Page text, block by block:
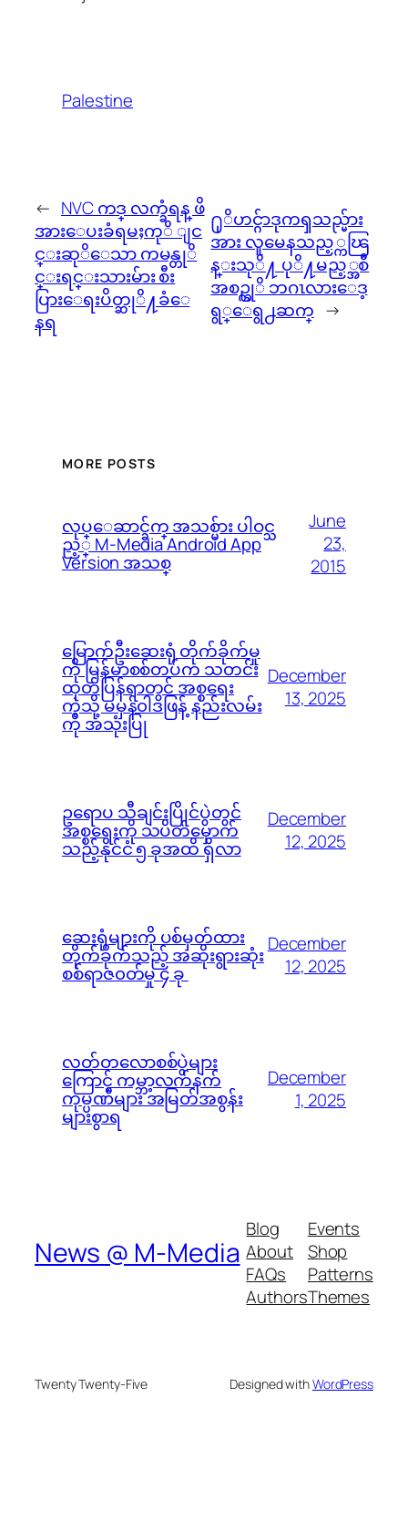
Palestine
← NVC ကဒ္ လက္ခံရန္ ဖိ
အားေပးခံရမႈကုိ ျင
င္းဆုိေသာ ကမန္တုိ
င္းရင္းသားမ်ား စီး
ပြားေရးပိတ္ဆုိ႔ခံေ
နရ
႐ုိဟင္ဂ်ာဒုကၡသည္မ်ား
အား လူမေနသည့္ကၽြ
န္းသုိ႔ ပုိ႔မည့္အစီ
အစဥ္ကုိ ဘဂၤလားေဒ့
ရွ္ေရွ႕ဆက္ →
MORE POSTS
လုပ္ေဆာင္ခ်က္ အသစ္မ်ား ပါဝင္သ
ည့္ M-Media Android App
Version အသစ္
June
23,
2015
မြောက်ဦးဆေးရုံ တိုက်ခိုက်မှု
ကို မြန်မာစစ်တပ်က သတင်း
ထုတ်ပြန်ရာတွင် အစ္စရေး
ကဲ့သို့ မမှန်၀ါဒဖြန့် နည်းလမ်း
ကို အသုံးပြု
December
13, 2025
ဥရောပ သီချင်းပြိုင်ပွဲတွင်
အစ္စရေးကို သပိတ်မှောက်
သည့်နိုင်ငံ ၅ ခုအထိ ရှိလာ
December
12, 2025
ဆေးရုံများကို ပစ်မှတ်ထား
တိုက်ခိုက်သည့် အဆိုးရွားဆုံး
စစ်ရာဇ၀တ်မှု ၄ ခု
December
12, 2025
လတ်တလောစစ်ပွဲများ
ကြောင့် ကမ္ဘာ့လက်နက်
ကုမ္ပဏီများ အမြတ်အစွန်း
များစွာရ
December
1, 2025
News @ M-Media
Blog
About
FAQs
Authors
Events
Shop
Patterns
Themes
Twenty Twenty-Five Designed withWordPress